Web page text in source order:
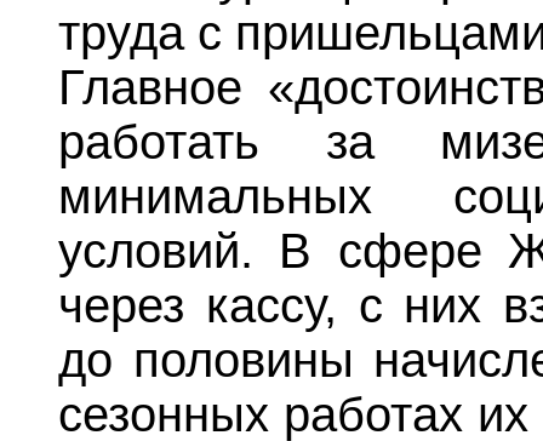
труда с
Главное
работать за
минимальных
условий. В сфере
через кассу, с них
до половины
сезонных работах